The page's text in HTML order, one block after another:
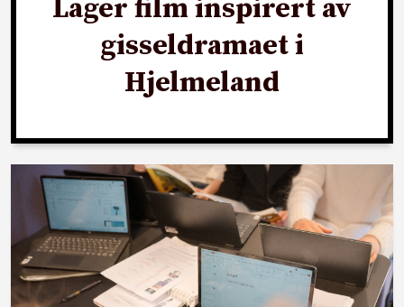
Lager film inspirert av
gisseldramaet i
Hjelmeland